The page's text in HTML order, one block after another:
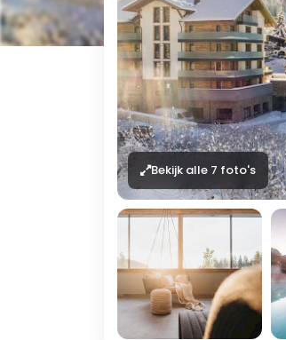
Bekijk alle 7 foto's